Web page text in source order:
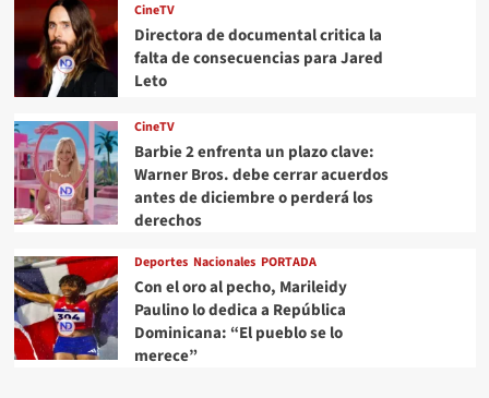
CineTV
Directora de documental critica la
falta de consecuencias para Jared
Leto
CineTV
Barbie 2 enfrenta un plazo clave:
Warner Bros. debe cerrar acuerdos
antes de diciembre o perderá los
derechos
Deportes Nacionales PORTADA
Con el oro al pecho, Marileidy
Paulino lo dedica a República
Dominicana: “El pueblo se lo
merece”